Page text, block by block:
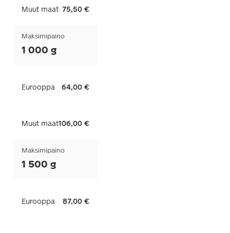
Muut maat 75,50 €
Maksimipaino
1 000 g
Eurooppa 64,00 €
Muut maat106,00 €
Maksimipaino
1 500 g
Eurooppa 87,00 €